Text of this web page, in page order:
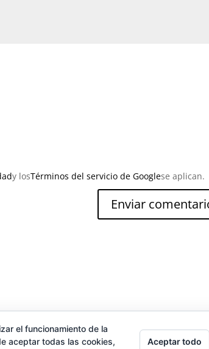
y losTérminos del servicio de Googlese aplican.
Blog Sobre mí Contacto
el funcionamiento de la
aceptar todas las cookies,
Aceptar todo